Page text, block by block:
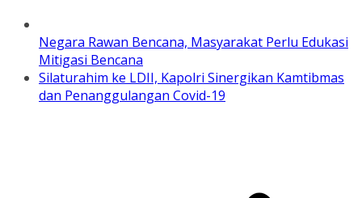
Negara Rawan Bencana, Masyarakat Perlu Edukasi
Mitigasi Bencana
Silaturahim ke LDII, Kapolri Sinergikan Kamtibmas
dan Penanggulangan Covid-19